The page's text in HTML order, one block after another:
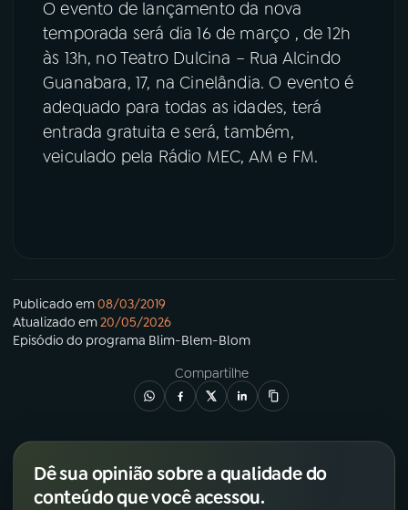
O evento de lançamento da nova
temporada será dia 16 de março , de 12h
às 13h, no Teatro Dulcina – Rua Alcindo
Guanabara, 17, na Cinelândia. O evento é
adequado para todas as idades, terá
entrada gratuita e será, também,
veiculado pela Rádio MEC, AM e FM.
Publicado em08/03/2019
Atualizado em20/05/2026
Episódio do programa Blim-Blem-Blom
Compartilhe
Dê sua opinião sobre a qualidade do
conteúdo que você acessou.